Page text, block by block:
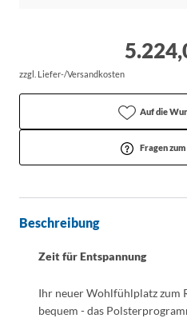
zzgl. Liefer-/Versandkosten
Auf die
Fragen
Beschreibung
Zeit für Entspannung
Ihr neuer Wohlfühlplatz zum
bequem - das